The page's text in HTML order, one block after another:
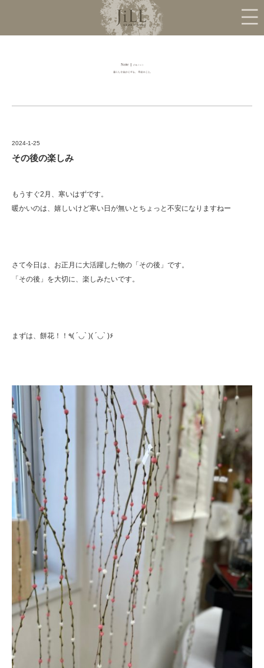
2024-1-25
その後の楽しみ
もうすぐ2月、寒いはずです。
暖かいのは、嬉しいけど寒い日が無いとちょっと不安になりますねー
さて今日は、お正月に大活躍した物の「その後」です。
「その後」を大切に、楽しみたいです。
まずは、餅花！！٩( ´◡` )( ´◡` )۶